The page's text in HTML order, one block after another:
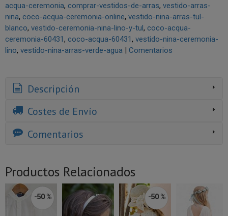
acqua-ceremonia comprar-vestidos-de-arras vestido-arras-
nina coco-acqua-ceremonia-online vestido-nina-arras-tul-
blanco vestido-ceremonia-nina-lino-y-tul coco-acqua-
ceremonia-60431
coco-acqua-60431 vestido-nina-ceremonia-
lino vestido-nina-arras-verde-agua | Comentarios
Descripción
Costes de Envío
Comentarios
Productos Relacionados
-50 % -50 %